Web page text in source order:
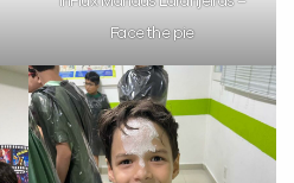
Face the pie